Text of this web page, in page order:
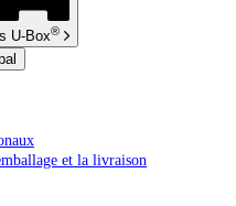
U-Box®
et la livraison